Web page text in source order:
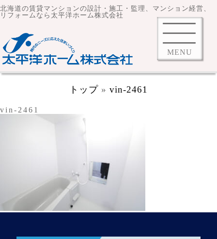
北海道の賃貸マンションの設計・施工・監理、マンション経営、
リフォームなら太平洋ホーム株式会社
MENU
トップ» vin-2461
vin-2461